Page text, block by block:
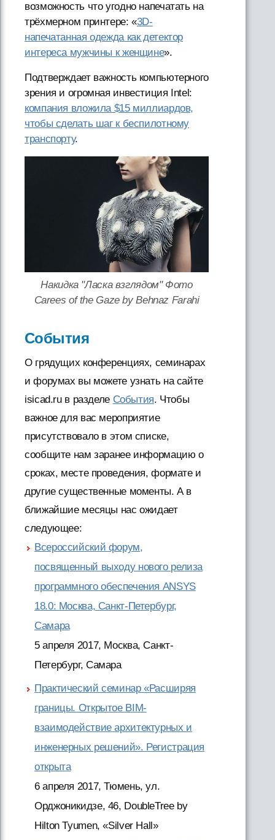
возможность что угодно напечатать на
трёхмерном принтере: «3D-
напечатанная одежда как детектор
интереса мужчины к женщине».
Подтверждает важность компьютерного
зрения и огромная инвестиция Intel:
компания вложила $15 миллиардов,
чтобы сделать шаг к беспилотному
транспорту.
Накидка "Ласка взглядом" Фото
Carees of the Gaze by Behnaz Farahi
События
О грядущих конференциях, семинарах
и форумах вы можете узнать на сайте
isicad.ru в разделе События. Чтобы
важное для вас мероприятие
присутствовало в этом списке,
сообщите нам заранее информацию о
сроках, месте проведения, формате и
другие существенные моменты. А в
ближайшие месяцы нас ожидает
следующее:
Всероссийский форум,
посвященный выходу нового релиза
программного обеспечения ANSYS
18.0: Москва, Санкт-Петербург,
Самара
5 апреля 2017, Москва, Санкт-
Петербург, Самара
Практический семинар «Расширяя
границы. Открытое BIM-
взаимодействие архитектурных и
инженерных решений». Регистрация
открыта
6 апреля 2017, Тюмень, ул.
Орджоникидзе, 46, DoubleTree by
Hilton Tyumen, «Silver Hall»